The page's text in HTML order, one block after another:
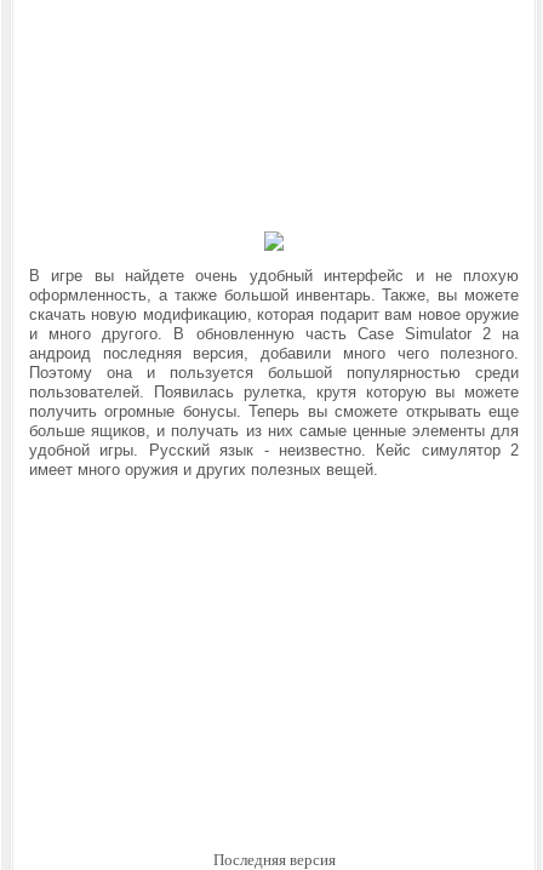
В игре вы найдете очень удобный интерфейс и не плохую
оформленность, а также большой инвентарь. Также, вы можете
скачать новую модификацию, которая подарит вам новое оружие
и много другого. В обновленную часть Case Simulator 2 на
андроид последняя версия, добавили много чего полезного.
Поэтому она и пользуется большой популярностью среди
пользователей. Появилась рулетка, крутя которую вы можете
получить огромные бонусы. Теперь вы сможете открывать еще
больше ящиков, и получать из них самые ценные элементы для
удобной игры. Русский язык - неизвестно. Кейс симулятор 2
имеет много оружия и других полезных вещей.
Последняя версия